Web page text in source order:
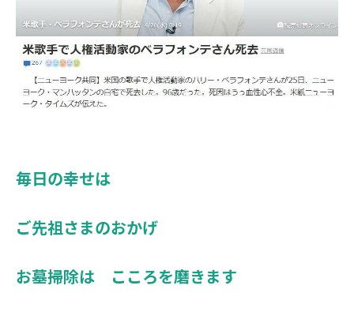
毎日の幸せは
ご先祖さまのおかげ
お墓掃除は こころを磨きます